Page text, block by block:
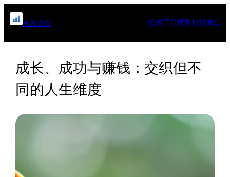
跳
至
多米金金 投资工具博客加我微信
成长、成功与赚钱：交织但不
同的人生维度